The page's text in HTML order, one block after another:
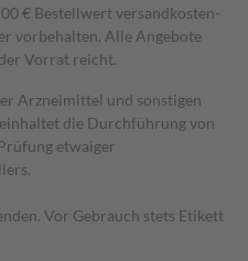
€ Bestell­wert versand­kosten­
vorbehalten. Alle Angebote
Vorrat reicht.
Arzneimittel und sonstigen
die Durchführung von
etwaiger
Vor Gebrauch stets Etikett